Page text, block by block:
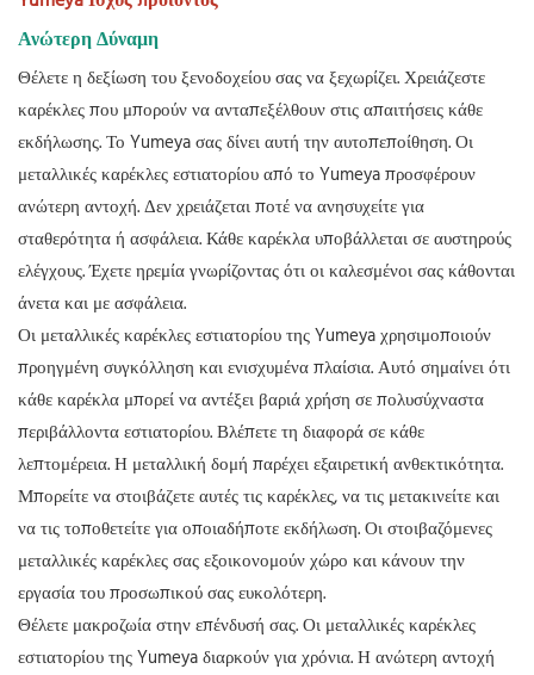
Ανώτερη Δύναμη
Θέλετε η δεξίωση του ξενοδοχείου σας να ξεχωρίζει. Χρειάζεστε
καρέκλες που μπορούν να ανταπεξέλθουν στις απαιτήσεις κάθε
εκδήλωσης. Το Yumeya σας δίνει αυτή την αυτοπεποίθηση. Οι
μεταλλικές καρέκλες εστιατορίου από το Yumeya προσφέρουν
ανώτερη αντοχή. Δεν χρειάζεται ποτέ να ανησυχείτε για
σταθερότητα ή ασφάλεια. Κάθε καρέκλα υποβάλλεται σε αυστηρούς
ελέγχους. Έχετε ηρεμία γνωρίζοντας ότι οι καλεσμένοι σας κάθονται
άνετα και με ασφάλεια.
Οι μεταλλικές καρέκλες εστιατορίου της Yumeya χρησιμοποιούν
προηγμένη συγκόλληση και ενισχυμένα πλαίσια. Αυτό σημαίνει ότι
κάθε καρέκλα μπορεί να αντέξει βαριά χρήση σε πολυσύχναστα
περιβάλλοντα εστιατορίου. Βλέπετε τη διαφορά σε κάθε
λεπτομέρεια. Η μεταλλική δομή παρέχει εξαιρετική ανθεκτικότητα.
Μπορείτε να στοιβάζετε αυτές τις καρέκλες, να τις μετακινείτε και
να τις τοποθετείτε για οποιαδήποτε εκδήλωση. Οιστοιβαζόμενες
μεταλλικές καρέκλεςσας εξοικονομούν χώρο και κάνουν την
εργασία του προσωπικού σας ευκολότερη.
Θέλετε μακροζωία στην επένδυσή σας. Οι μεταλλικές καρέκλες
εστιατορίου της Yumeya διαρκούν για χρόνια. Η ανώτερη αντοχή